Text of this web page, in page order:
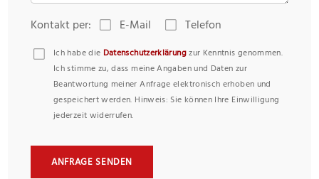
Kontakt per: E-Mail Telefon
Ich habe die Datenschutzerklärungzur Kenntnis genommen.
Ich stimme zu, dass meine Angaben und Daten zur
Beantwortung meiner Anfrage elektronisch erhoben und
gespeichert werden. Hinweis: Sie können Ihre Einwilligung
jederzeit widerrufen.
ANFRAGE SENDEN